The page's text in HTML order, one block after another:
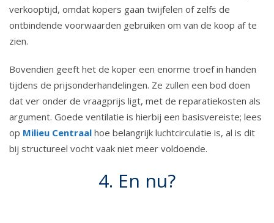
verkooptijd, omdat kopers gaan twijfelen of zelfs de
ontbindende voorwaarden gebruiken om van de koop af te
zien.
Bovendien geeft het de koper een enorme troef in handen
tijdens de prijsonderhandelingen. Ze zullen een bod doen
dat ver onder de vraagprijs ligt, met de reparatiekosten als
argument. Goede ventilatie is hierbij een basisvereiste; lees
op Milieu Centraal hoe belangrijk luchtcirculatie is, al is dit
bij structureel vocht vaak niet meer voldoende.
4. En nu?